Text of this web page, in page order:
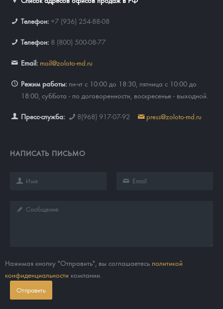
Телефон: +7 (936) 254-88-08
Телефон: 8 (800) 500-08-77
Email: mail@zoloto-md.ru
Режим работы: пн-чт с 10:00 до 18:30, пятница с 10:00 до
18:00, суббота - по договоренности, воскресенье - выходной.
Пресс-служба: 8(968) 917-07-92 press@zoloto-md.ru
НАПИСАТЬ ПИСЬМО
Нажимая кнопку "Отправить", вы соглашаетесь политикой
конфиденциальности компании.
Отправить